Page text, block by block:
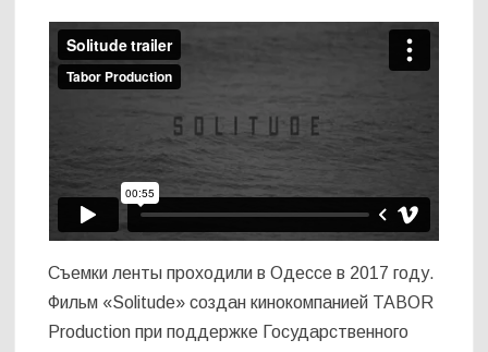
Съемки ленты проходили в Одессе в 2017 году.
Фильм «Solitude» создан кинокомпанией TABOR
Production при поддержке Государственного